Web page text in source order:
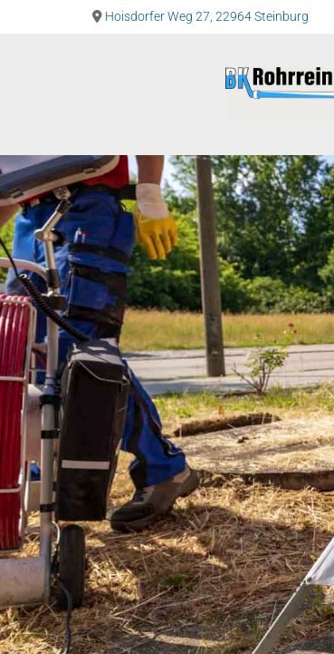
Zum Inhalt springen
 Hoisdorfer Weg 27, 22964 Steinburg